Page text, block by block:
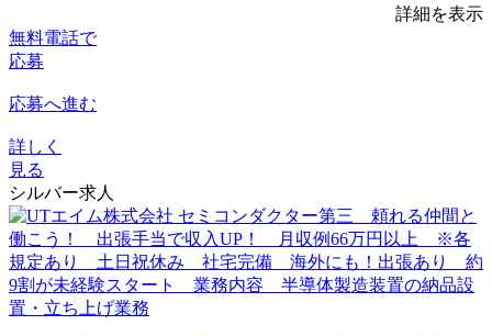
詳細を表示
無料電話で
応募
応募へ進む
詳しく
見る
シルバー求人